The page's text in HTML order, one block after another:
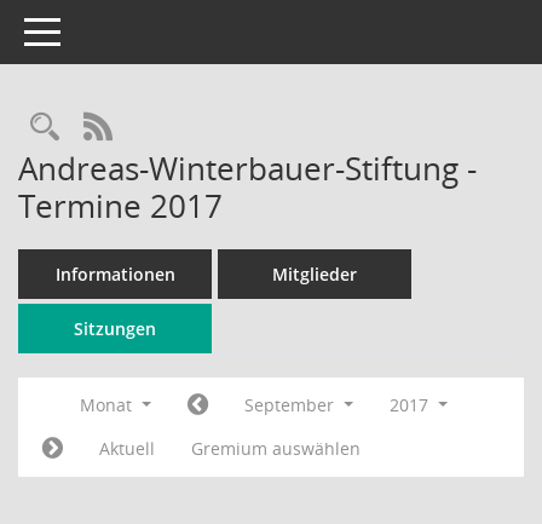
Toggle navigation
Rechercheauswahl
RSS-Feed
Andreas-Winterbauer-Stiftung -
Termine 2017
Informationen Mitglieder
Sitzungen
Monat September
2017
Aktuell
Gremium auswählen